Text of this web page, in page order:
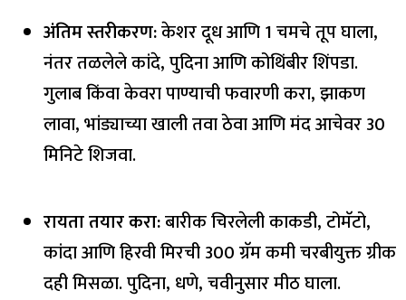
अंतिम स्तरीकरण:केशर दूध आणि 1 चमचे तूप घाला,
नंतर तळलेले कांदे, पुदिना आणि कोथिंबीर शिंपडा.
गुलाब किंवा केवरा पाण्याची फवारणी करा, झाकण
लावा, भांड्याच्या खाली तवा ठेवा आणि मंद आचेवर 30
मिनिटे शिजवा.
रायता तयार करा:बारीक चिरलेली काकडी, टोमॅटो,
कांदा आणि हिरवी मिरची 300 ग्रॅम कमी चरबीयुक्त ग्रीक
दही मिसळा. पुदिना, धणे, चवीनुसार मीठ घाला.